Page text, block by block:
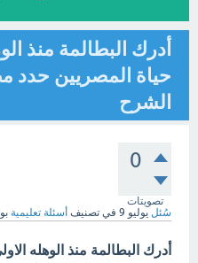
أدرك البطالمة منذ
حياة المصريين حدد
الشرح
0
تصويتات
سُئل يوليو 9 في تصنيف أسئلة تعليمية
أدرك البطالمة منذ الوهله